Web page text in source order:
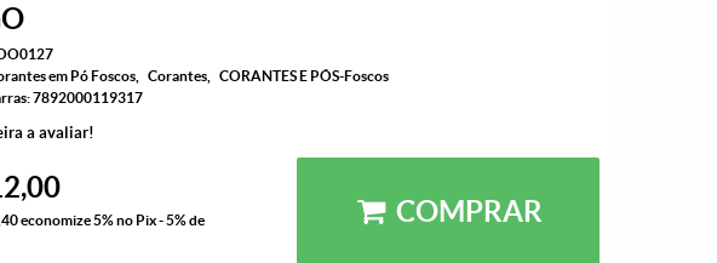
em Pó Foscos Corantes
CORANTES E PÓS-Foscos
7892000119317
a avaliar!
economize5%no Pix - 5% de
COMPRAR